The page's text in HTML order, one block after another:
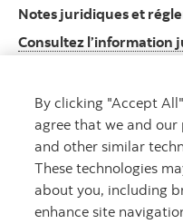
Notes juridiques et
Consultez
Gestion mondiale d’actifs Scotia MD
Gestion d’actifs 1832 S.E.C.,
est détenu en propriété exclusive
By clicking "Accept
agree that we and our
and other similar
These technologies
about you, including
enhance site